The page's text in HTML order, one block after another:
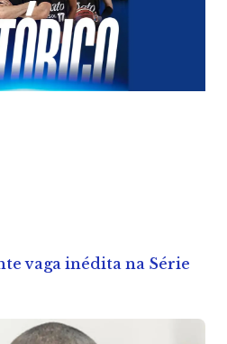
vaga inédita na Série